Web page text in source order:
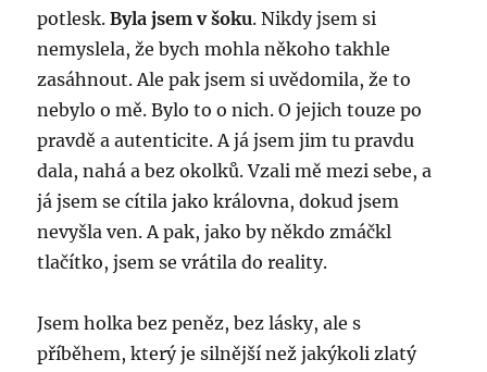
potlesk.Byla jsem v šoku. Nikdy jsem si
nemyslela, že bych mohla někoho takhle
zasáhnout. Ale pak jsem si uvědomila, že to
nebylo o mě. Bylo to o nich. O jejich touze po
pravdě a autenticite. A já jsem jim tu pravdu
dala, nahá a bez okolků. Vzali mě mezi sebe, a
já jsem se cítila jako královna, dokud jsem
nevyšla ven. A pak, jako by někdo zmáčkl
tlačítko, jsem se vrátila do reality.
Jsem holka bez peněz, bez lásky, ale s
příběhem, který je silnější než jakýkoli zlatý